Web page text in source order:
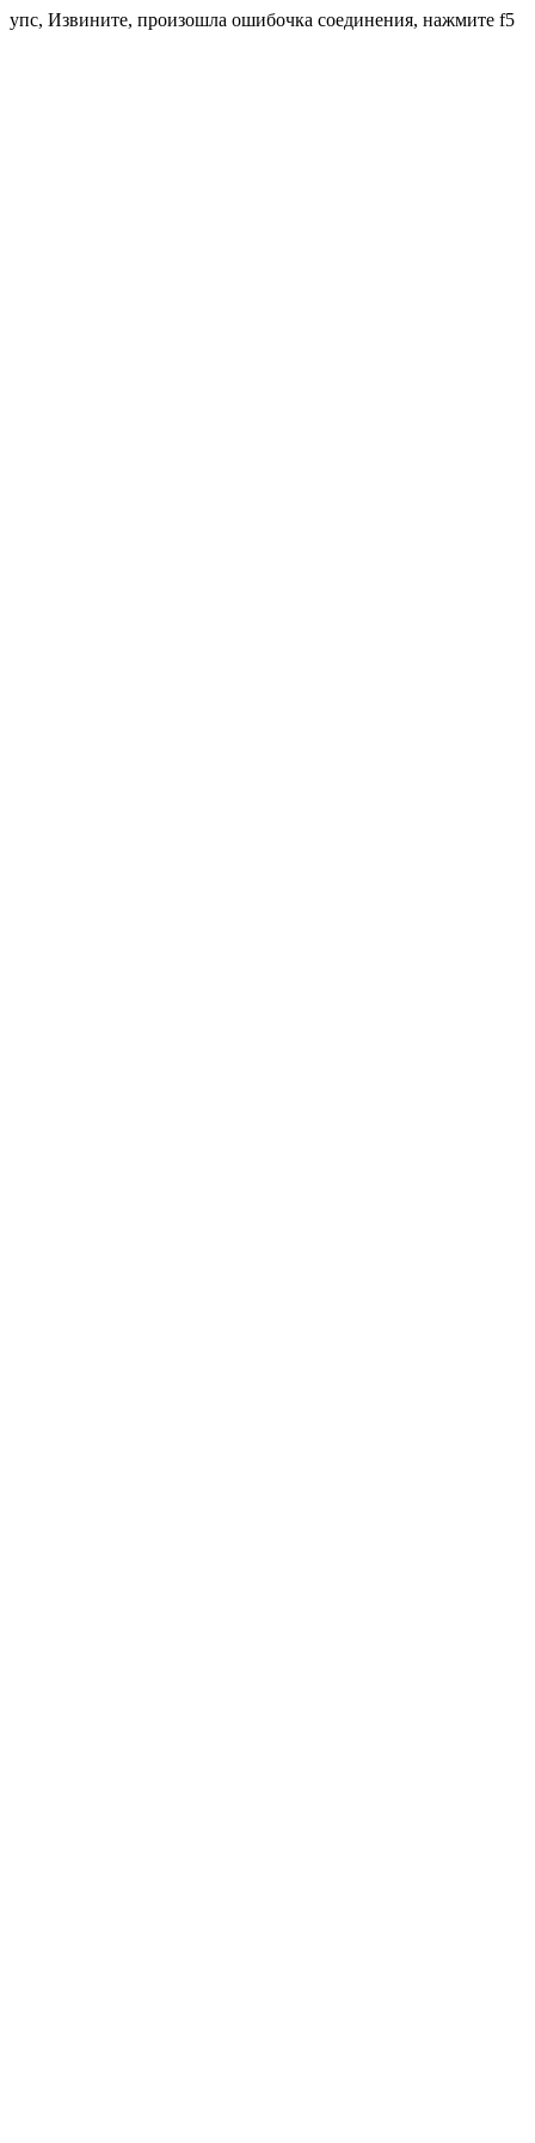
упс, Извините, произошла ошибочка соединения, нажмите f5